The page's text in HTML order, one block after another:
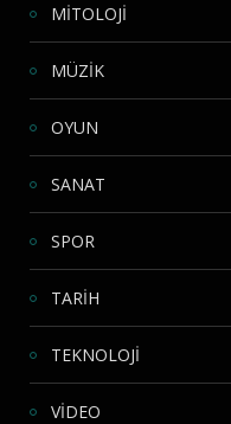
MİTOLOJİ
MÜZİK
OYUN
SANAT
SPOR
TARİH
TEKNOLOJİ
VİDEO